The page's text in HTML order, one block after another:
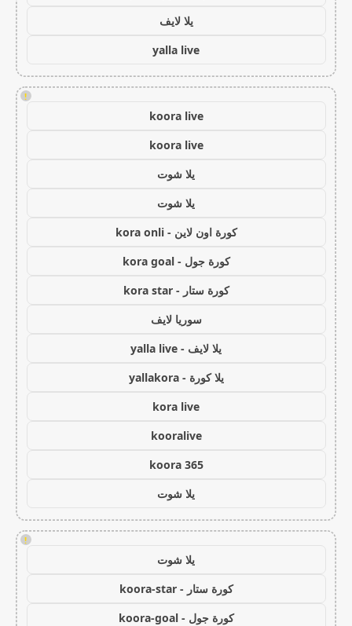
يلا لايف
yalla live
!
koora live
koora live
يلا شوت
يلا شوت
كورة اون لاين - kora onli
كورة جول - kora goal
كورة ستار - kora star
سوريا لايف
يلا لايف - yalla live
يلا كورة - yallakora
kora live
kooralive
koora 365
يلا شوت
!
يلا شوت
كورة ستار - koora-star
كورة جول - koora-goal